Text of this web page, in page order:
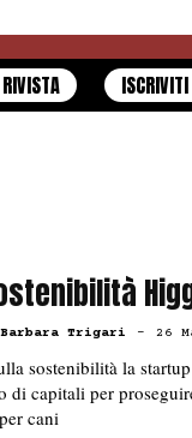
Barbara Trigari - 26
sostenibilità la
di capitali per
cani